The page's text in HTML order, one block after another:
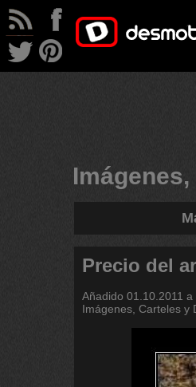
Precio del
Añadido 01.10.2011 a
Imágenes, Carteles y